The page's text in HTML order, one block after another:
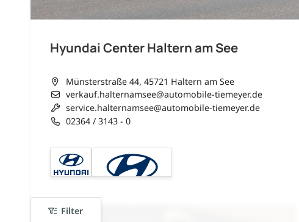
Hyundai Center Haltern am See
Münsterstraße 44, 45721 Haltern am See
verkauf.halternamsee@automobile-tiemeyer.de
service.halternamsee@automobile-tiemeyer.de
02364 / 3143 - 0
Filter
nur 20x verfügbar